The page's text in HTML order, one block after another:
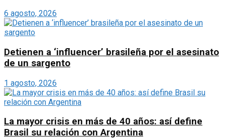
6 agosto, 2026
Detienen a ‘influencer’ brasileña por el asesinato
de un sargento
1 agosto, 2026
La mayor crisis en más de 40 años: así define
Brasil su relación con Argentina